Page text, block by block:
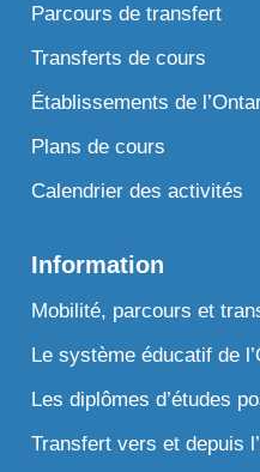
Parcours de transfert
Transferts de cours
Établissements de
Plans de cours
Calendrier des activités
Information
Mobilité, parcours et
Le système éducatif de
Les diplômes d’études
Transfert vers et depuis